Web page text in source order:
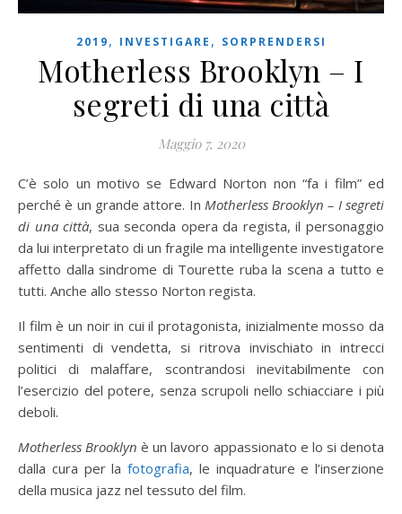
2019, INVESTIGARE , SORPRENDERSI
Motherless Brooklyn – I
segreti di una città
Maggio 7, 2020
C’è solo un motivo se Edward Norton non “fa i film” ed
perché è un grande attore. In Motherless Brooklyn – I segreti
di una città, sua seconda opera da regista, il personaggio
da lui interpretato di un fragile ma intelligente investigatore
affetto dalla sindrome di Tourette ruba la scena a tutto e
tutti. Anche allo stesso Norton regista.
Il film è un noir in cui il protagonista, inizialmente mosso da
sentimenti di vendetta, si ritrova invischiato in intrecci
politici di malaffare, scontrandosi inevitabilmente con
l’esercizio del potere, senza scrupoli nello schiacciare i più
deboli.
Motherless Brooklynè un lavoro appassionato e lo si denota
dalla cura per la fotografia, le inquadrature e l’inserzione
della musica jazz nel tessuto del film.